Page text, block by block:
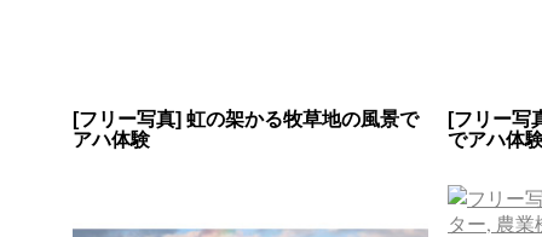
[フリー写真] 虹の架かる牧草地の風景で
アハ体験
[フリー写
でアハ体